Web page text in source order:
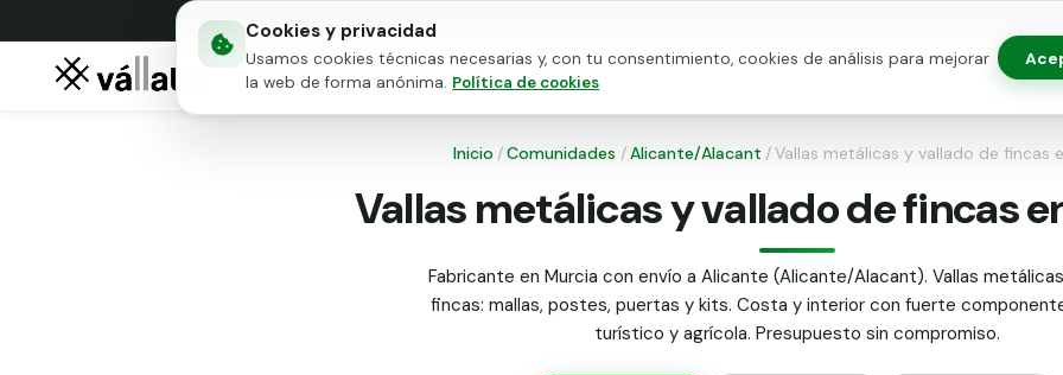
Cookies y privacidad
Usamos cookies técnicas necesarias y, con tu consentimiento, cookies de análisis para mejorar
la web de forma anónima. Política de cookies
Mallas metálicas
Puertas para vallado
Inicio /Comunidades /Alicante/Alacant /Vallas metálicas y vallado de fincas
Vallas metálicas y vallado de fincas
Fabricante en Murcia con envío a Alicante (Alicante/Alacant). Vallas
fincas: mallas, postes, puertas y kits. Costa y interior con fuerte
turístico y agrícola. Presupuesto sin compromiso.